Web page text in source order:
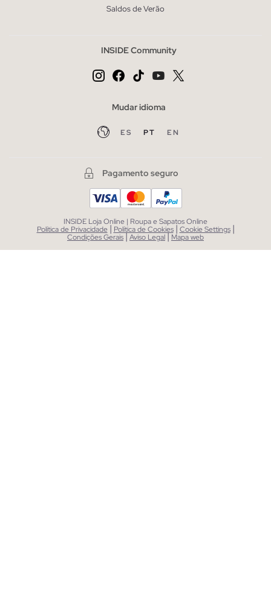
Saldos de Verão
INSIDE Community
Mudar idioma
ES PT EN
Pagamento seguro
INSIDE Loja Online | Roupa e Sapatos Online
Política de Privacidade | Política de Cookies | Cookie Settings |
Condições Gerais|Aviso Legal| Mapa web